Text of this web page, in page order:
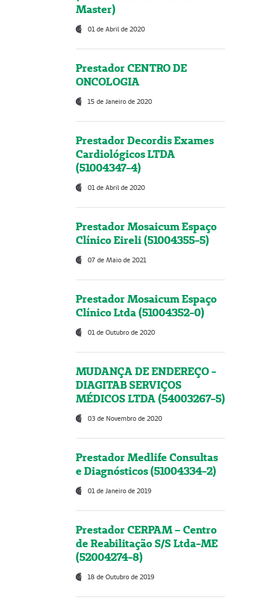
Master)
01 de Abril de 2020
Prestador CENTRO DE
ONCOLOGIA
15 de Janeiro de 2020
Prestador Decordis Exames
Cardiológicos LTDA
(51004347-4)
01 de Abril de 2020
Prestador Mosaicum Espaço
Clínico Eireli (51004355-5)
07 de Maio de 2021
Prestador Mosaicum Espaço
Clínico Ltda (51004352-0)
01 de Outubro de 2020
MUDANÇA DE ENDEREÇO -
DIAGITAB SERVIÇOS
MÉDICOS LTDA (54003267-5)
03 de Novembro de 2020
Prestador Medlife Consultas
e Diagnósticos (51004334-2)
01 de Janeiro de 2019
Prestador CERPAM – Centro
de Reabilitação S/S Ltda-ME
(52004274-8)
18 de Outubro de 2019